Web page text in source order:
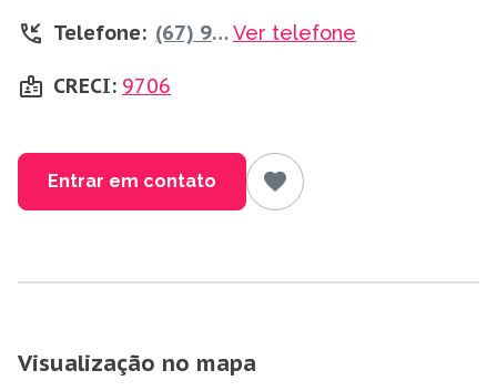
Telefone:
(67) 99173-8849Ver telefone
CRECI: 9706
Entrar em contato
Visualização no mapa